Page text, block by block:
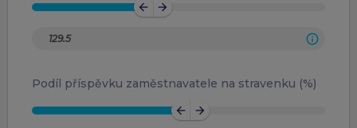
arrow_back arrow_forward
Podíl příspěvku zaměstnavatele na stravenku (%)
arrow_back arrow_forward